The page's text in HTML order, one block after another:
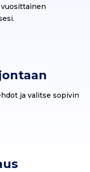
ja valitse sopivin